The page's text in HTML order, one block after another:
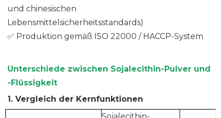
und chinesischen
Lebensmittelsicherheitsstandards)
✅ Produktion gemäß ISO 22000 / HACCP-System
Unterschiede zwischen Sojalecithin-Pulver und
-Flüssigkeit
1. Vergleich der Kernfunktionen